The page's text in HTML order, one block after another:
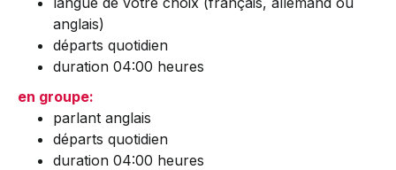
anglais)
départs quotidien
duration 04:00 heures
en groupe:
parlant anglais
départs quotidien
duration 04:00 heures